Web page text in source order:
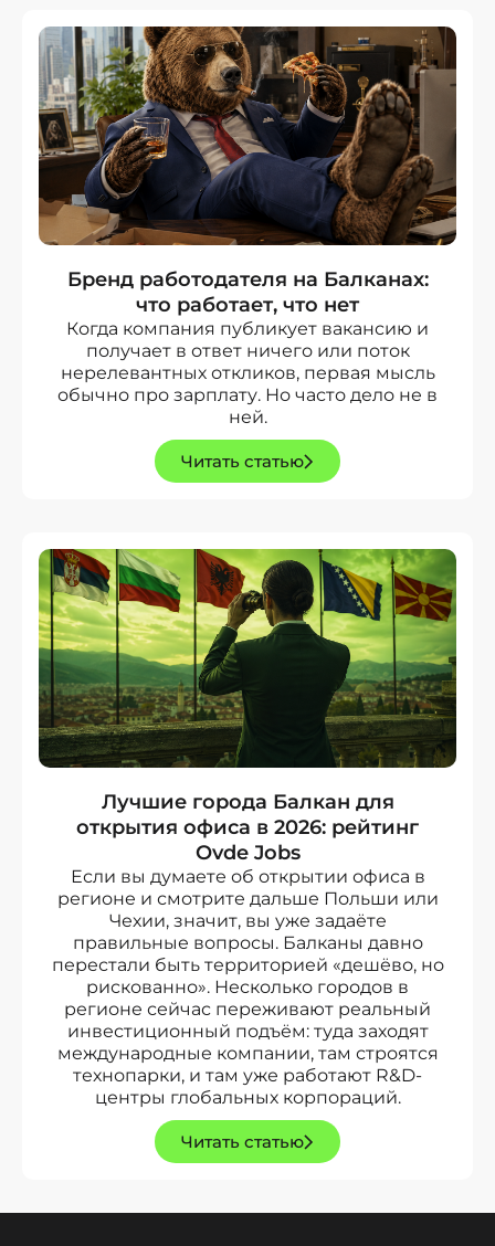
Бренд работодателя на Балканах:
что работает, что нет
Когда компания публикует вакансию и
получает в ответ ничего или поток
нерелевантных откликов, первая мысль
обычно про зарплату. Но часто дело не в
ней.
Читать статью
Лучшие города Балкан для
открытия офиса в 2026: рейтинг
Ovde Jobs
Если вы думаете об открытии офиса в
регионе и смотрите дальше Польши или
Чехии, значит, вы уже задаёте
правильные вопросы. Балканы давно
перестали быть территорией «дешёво, но
рискованно». Несколько городов в
регионе сейчас переживают реальный
инвестиционный подъём: туда заходят
международные компании, там строятся
технопарки, и там уже работают R&D-
центры глобальных корпораций.
Читать статью